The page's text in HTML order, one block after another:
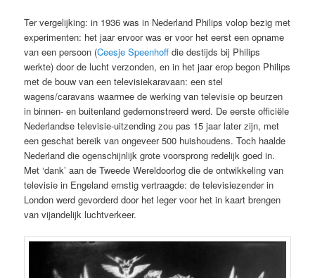
Ter vergelijking: in 1936 was in Nederland Philips volop bezig met
experimenten: het jaar ervoor was er voor het eerst een opname
van een persoon (Ceesje Speenhoff die destijds bij Philips
werkte) door de lucht verzonden, en in het jaar erop begon Philips
met de bouw van een televisiekaravaan: een stel
wagens/caravans waarmee de werking van televisie op beurzen
in binnen- en buitenland gedemonstreerd werd. De eerste officiële
Nederlandse televisie-uitzending zou pas 15 jaar later zijn, met
een geschat bereik van ongeveer 500 huishoudens. Toch haalde
Nederland die ogenschijnlijk grote voorsprong redelijk goed in.
Met ‘dank’ aan de Tweede Wereldoorlog die de ontwikkeling van
televisie in Engeland ernstig vertraagde: de televisiezender in
London werd gevorderd door het leger voor het in kaart brengen
van vijandelijk luchtverkeer.